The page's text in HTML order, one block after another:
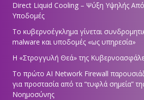
Direct Liquid Cooling – Ψύξη Υψηλής
Υποδομές
Το κυβερνοέγκλημα γίνεται
malware και υποδομές «ως υπηρεσία»
Η «Στρογγυλή Θεά» της
Tο πρώτο AI Network Firewall
για προστασία από τα “τυφλά σημεία”
Νοημοσύνης